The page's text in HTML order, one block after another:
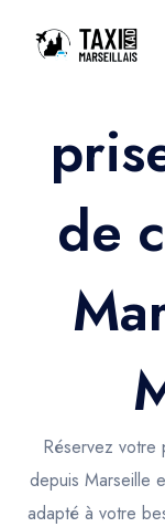
Accueil
Nos services
Nos
Trajet Gare
Trajet Port
Trajet
Trajet Santé
Trajet Longue
Réservation
Actualités
Contactez-
de
Réservez votre
depuis Marseille
adapté à votre